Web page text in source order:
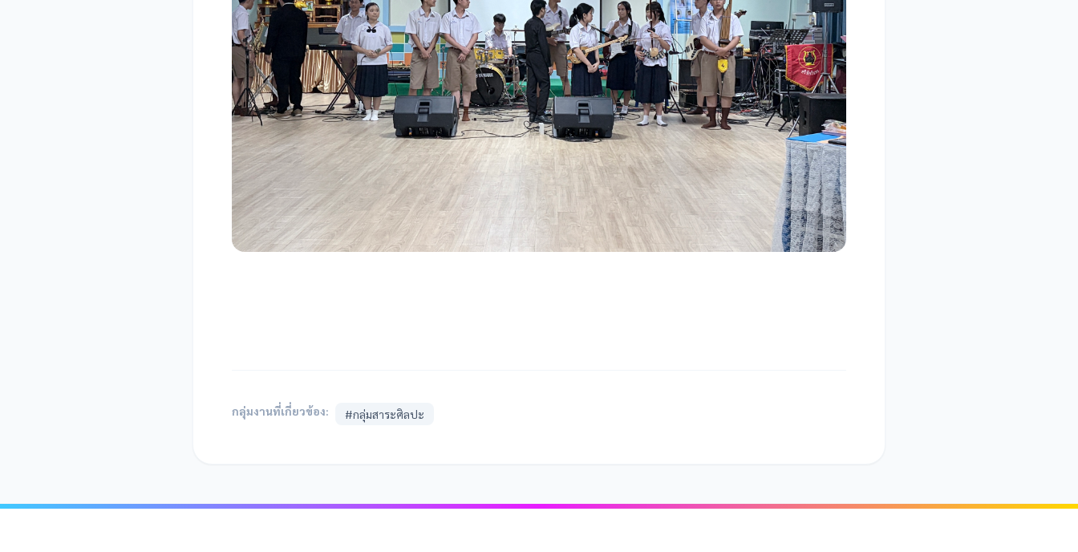
กลุ่มงานที่เกี่ยวข้อง: #กลุ่มสาระศิลปะ